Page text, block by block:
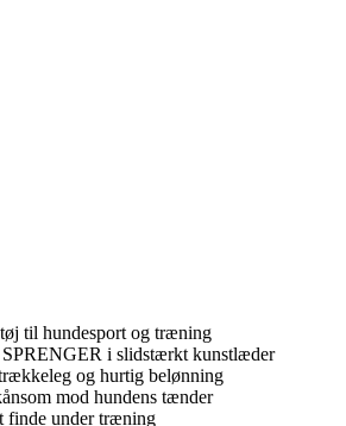
til hundesport og træning
i slidstærkt kunstlæder
og hurtig belønning
mod hundens tænder
finde under træning